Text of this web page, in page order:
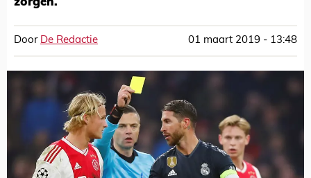
zorgen.
Door De Redactie 01 maart 2019 - 13:48